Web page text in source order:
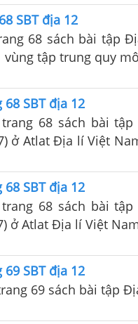
SBT địa 12
68 sách bài tập
vùng tập trung quy
68 SBT địa 12
68 sách bài
ở Atlat Địa lí Việt
68 SBT địa 12
68 sách bài
ở Atlat Địa lí Việt
so với tổng diện
nước ta?
69 SBT địa 12
69 sách bài tập